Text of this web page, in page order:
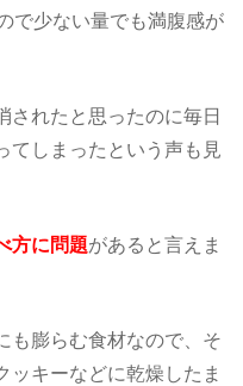
で少ない量でも満腹感が
されたと思ったのに毎日
てしまったという声も見
方に問題があると言えま
も膨らむ食材なので、そ
ッキーなどに乾燥したま